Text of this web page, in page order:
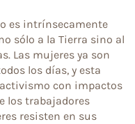
es intrínsecamente
sólo a la Tierra sino al
Las mujeres ya son
los días, y esta
con impactos
los trabajadores
resisten en sus